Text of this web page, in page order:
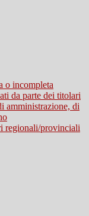
o incompleta
da parte dei titolari
amministrazione, di
regionali/provinciali